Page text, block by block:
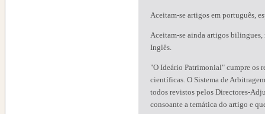
Aceitam-se artigos em português,
Aceitam-se ainda artigos
Inglês.
"O Ideário Patrimonial" cumpre os
científicas. O Sistema de
todos revistos pelos Directores-
consoante a temática do artigo e